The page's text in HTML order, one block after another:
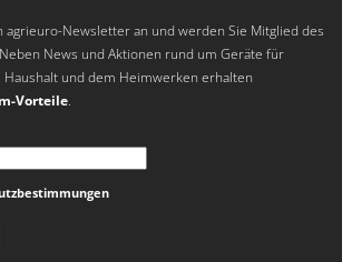
agrieuro-Newsletter an und werden Sie Mitglied des
News und Aktionen rund um Geräte für
und dem Heimwerken erhalten
Vorteile.